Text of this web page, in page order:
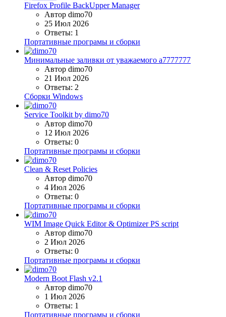
Firefox Profile BackUpper Manager
Автор dimo70
25 Июл 2026
Ответы: 1
Портативные програмы и сборки
Минимальные заливки от уважаемого a7777777
Автор dimo70
21 Июл 2026
Ответы: 2
Сборки Windows
Service Toolkit by dimo70
Автор dimo70
12 Июл 2026
Ответы: 0
Портативные програмы и сборки
Clean & Reset Policies
Автор dimo70
4 Июл 2026
Ответы: 0
Портативные програмы и сборки
WIM Image Quick Editor & Optimizer PS script
Автор dimo70
2 Июл 2026
Ответы: 0
Портативные програмы и сборки
Modern Boot Flash v2.1
Автор dimo70
1 Июл 2026
Ответы: 1
Портативные програмы и сборки